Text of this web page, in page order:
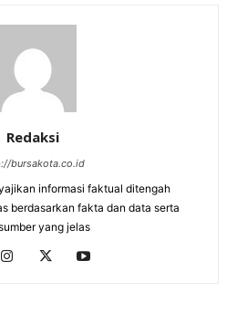
Redaksi
bursakota.co.id
informasi faktual ditengah
berdasarkan fakta dan data serta
yang jelas